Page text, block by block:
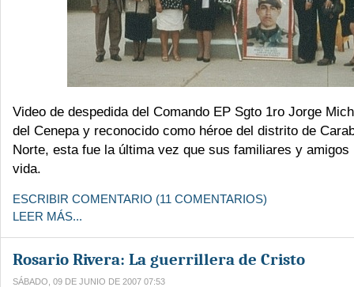
Video de despedida del Comando EP Sgto 1ro Jorge
del Cenepa y reconocido como héroe del distrito de
Norte, esta fue la última vez que sus familiares y amigos
vida.
ESCRIBIR COMENTARIO (11 COMENTARIOS)
LEER MÁS...
Rosario Rivera: La guerrillera de Cristo
SÁBADO, 09 DE JUNIO DE 2007 07:53